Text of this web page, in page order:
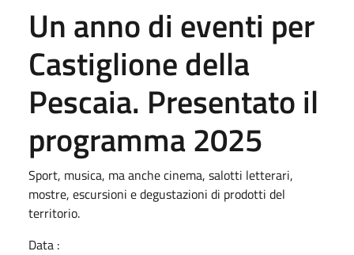
Un anno di eventi per
Castiglione della
Pescaia. Presentato il
programma 2025
Sport, musica, ma anche cinema, salotti letterari,
mostre, escursioni e degustazioni di prodotti del
territorio.
Data :